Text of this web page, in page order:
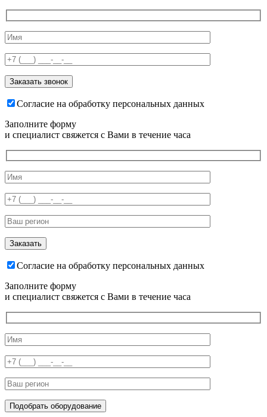
Согласие на обработку персональных данных
Заполните форму
и специалист свяжется с Вами в течение часа
Согласие на обработку персональных данных
Заполните форму
и специалист свяжется с Вами в течение часа